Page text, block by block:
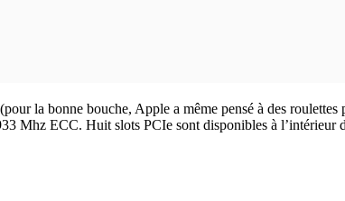
la bonne bouche, Apple a même pensé à des
Mhz ECC. Huit slots PCIe sont disponibles à l’intérieur